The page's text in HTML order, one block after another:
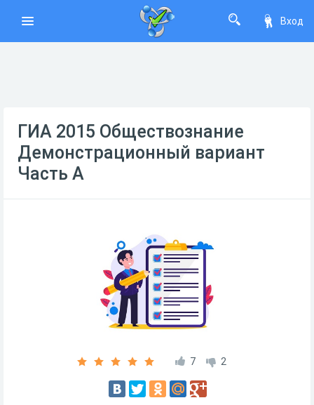
Вход
ГИА 2015 Обществознание
Демонстрационный вариант
Часть А
7 2